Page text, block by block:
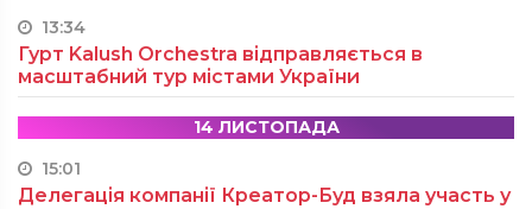
13:34
Гурт Kalush Orchestra відправляється в
масштабний тур містами України
14 ЛИСТОПАДА
15:01
Делегація компанії Креатор-Буд взяла участь у